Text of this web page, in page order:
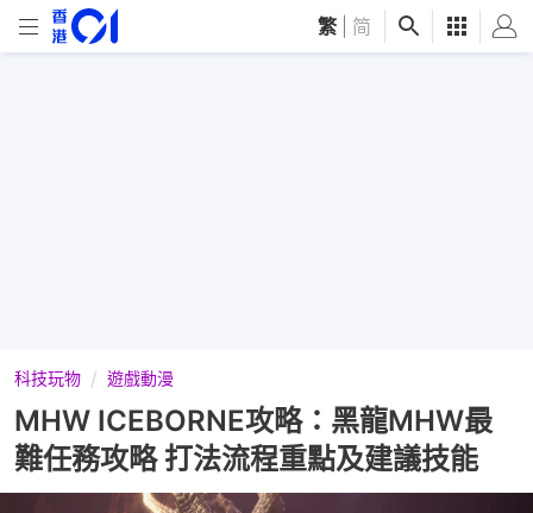
繁 简
科技玩物 遊戲動漫
MHW ICEBORNE攻略：黑龍MHW最
難任務攻略 打法流程重點及建議技能